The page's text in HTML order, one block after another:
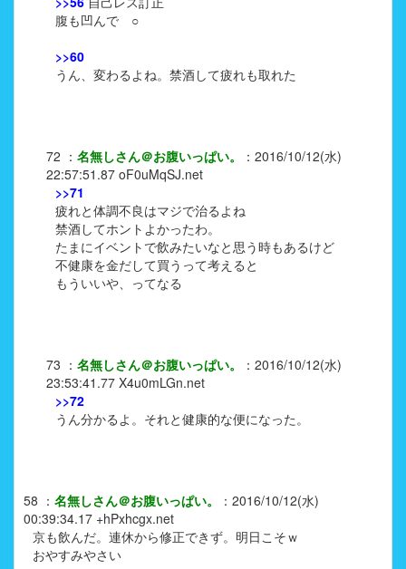
腹も凹んで ○
>>60
うん、変わるよね。禁酒して疲れも取れた
72 ： 名無しさん＠お腹いっぱい。 ： 2016/10/12(水)
22:57:51.87 oF0uMqSJ.net
>>71
疲れと体調不良はマジで治るよね
禁酒してホントよかったわ。
たまにイベントで飲みたいなと思う時もあるけど
不健康を金だして買うって考えると
もういいや、ってなる
73 ： 名無しさん＠お腹いっぱい。 ： 2016/10/12(水)
23:53:41.77 X4u0mLGn.net
>>72
うん分かるよ。それと健康的な便になった。
58 ： 名無しさん＠お腹いっぱい。 ： 2016/10/12(水)
00:39:34.17 +hPxhcgx.net
京も飲んだ。連休から修正できず。明日こそｗ
おやすみやさい